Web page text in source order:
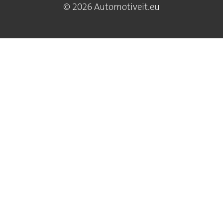
© 2026 Automotiveit.eu